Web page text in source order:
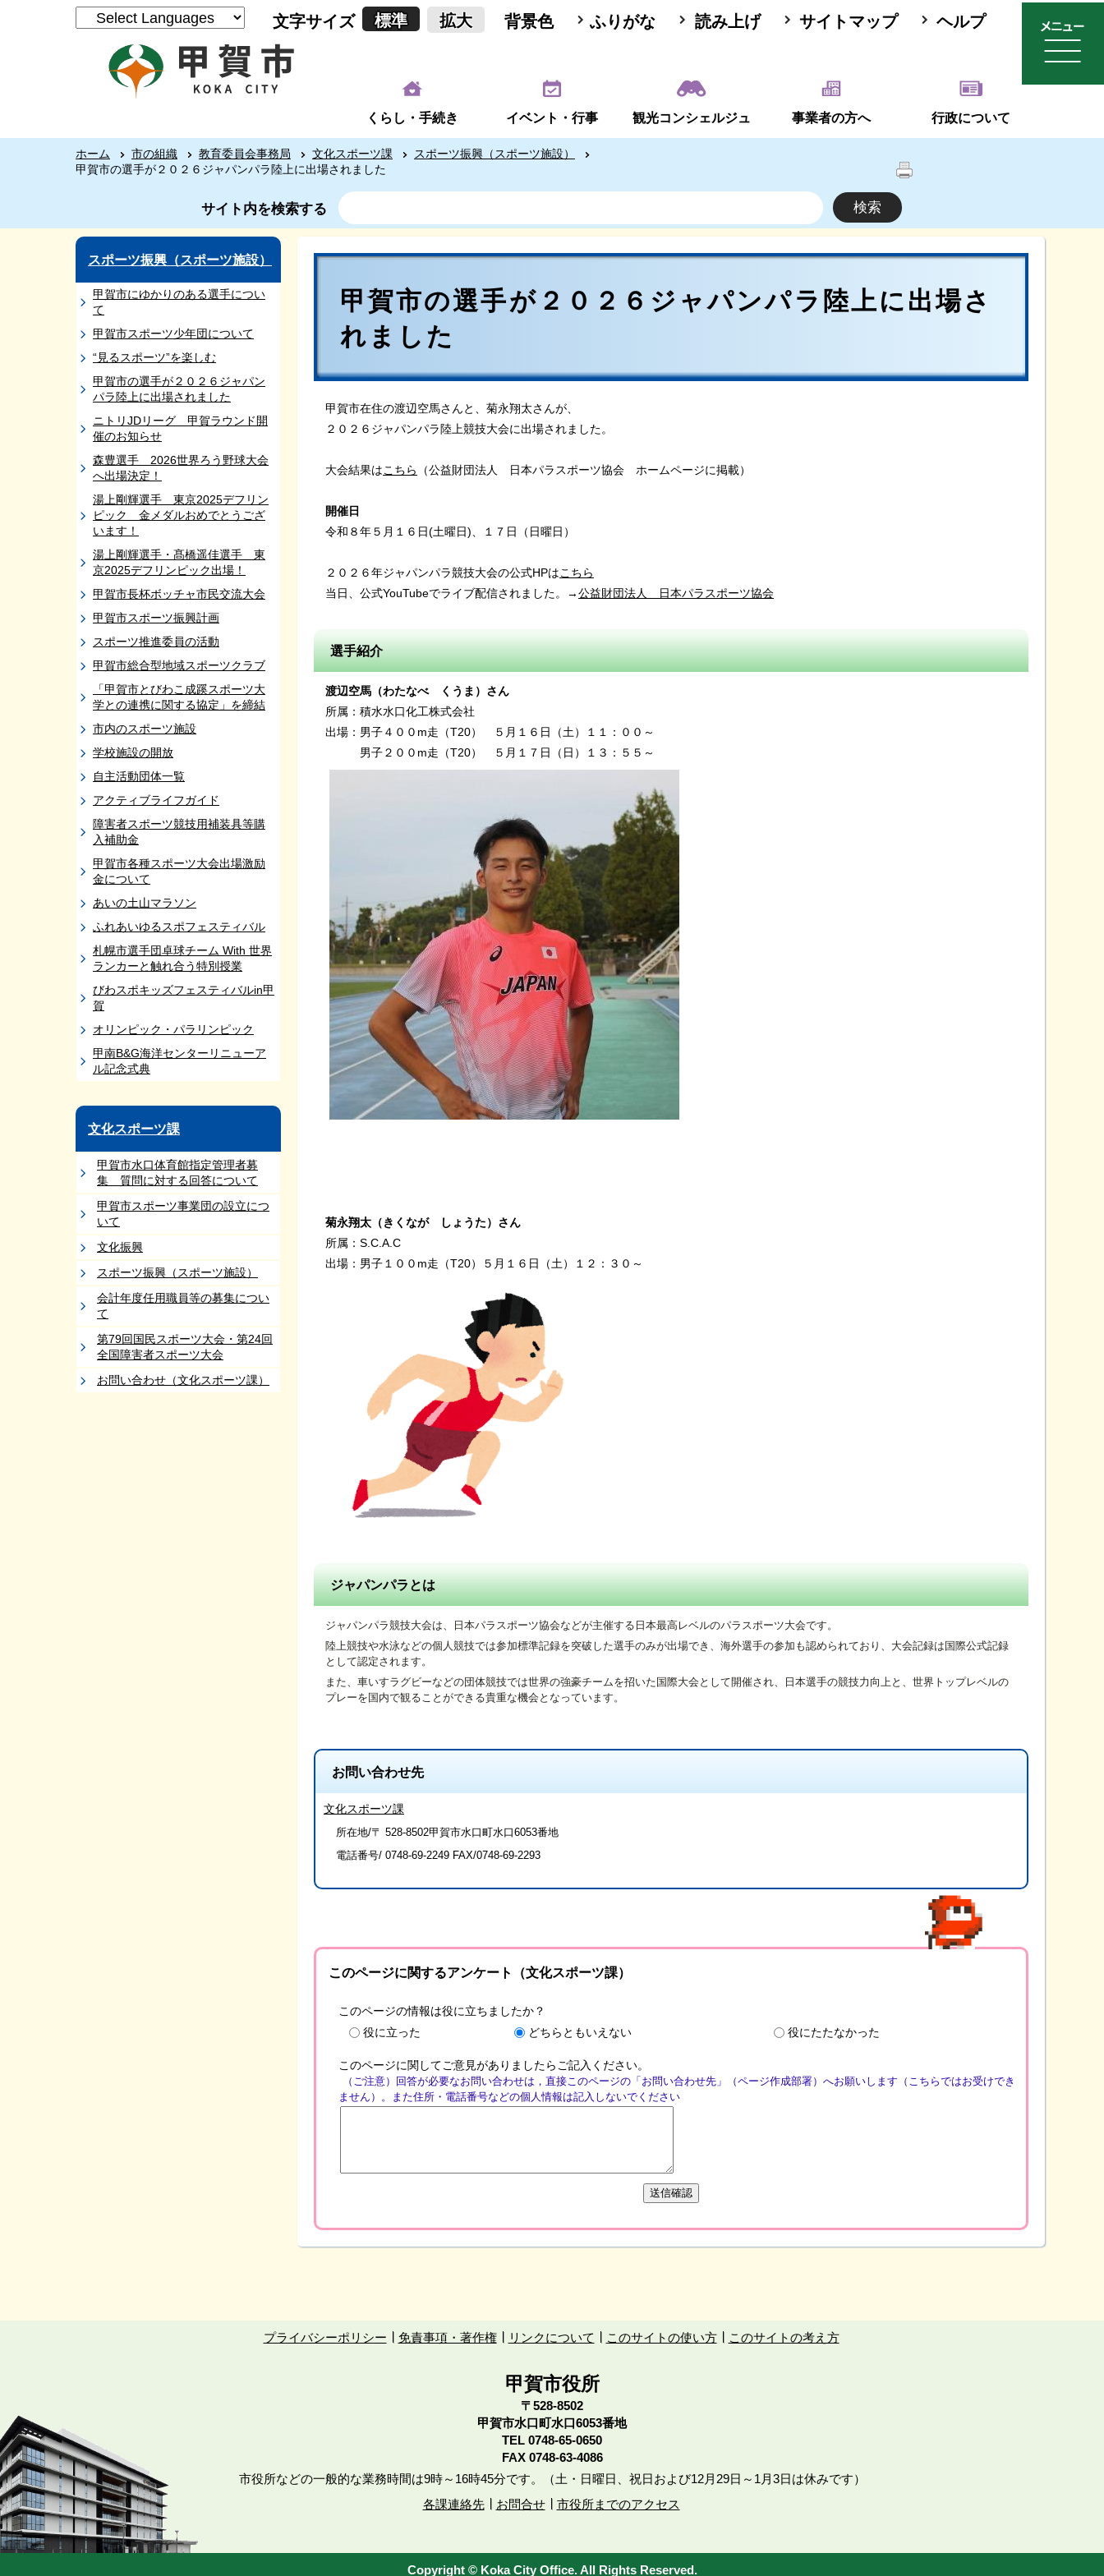
文字サイズ 標準 拡大 背景色 ふりがな 読み上げ サイトマップ ヘルプ
くらし・手続き イベント・行事 観光コンシェルジュ 事業者の方へ 行政について
ホーム 市の組織 教育委員会事務局 文化スポーツ課
スポーツ振興（スポーツ施設）
甲賀市の選手が２０２６ジャパンパラ陸上に出場されました
サイト内を検索する
スポーツ振興（スポーツ施設）
甲賀市にゆかりのある選手につい
て
甲賀市スポーツ少年団について
“見るスポーツ”を楽しむ
甲賀市の選手が２０２６ジャパン
パラ陸上に出場されました
ニトリJDリーグ 甲賀ラウンド開
催のお知らせ
森豊選手 2026世界ろう野球大会
へ出場決定！
湯上剛輝選手 東京2025デフリン
ピック 金メダルおめでとうござ
います！
湯上剛輝選手・髙橋遥佳選手 東
京2025デフリンピック出場！
甲賀市長杯ボッチャ市民交流大会
甲賀市スポーツ振興計画
スポーツ推進委員の活動
甲賀市総合型地域スポーツクラブ
「甲賀市とびわこ成蹊スポーツ大
学との連携に関する協定」を締結
市内のスポーツ施設
学校施設の開放
自主活動団体一覧
アクティブライフガイド
障害者スポーツ競技用補装具等購
入補助金
甲賀市各種スポーツ大会出場激励
金について
あいの土山マラソン
ふれあいゆるスポフェスティバル
札幌市選手団卓球チーム With 世界
ランカーと触れ合う特別授業
びわスポキッズフェスティバルin甲
賀
オリンピック・パラリンピック
甲南B&G海洋センターリニューア
ル記念式典
文化スポーツ課
甲賀市水口体育館指定管理者募
集 質問に対する回答について
甲賀市スポーツ事業団の設立につ
いて
文化振興
スポーツ振興（スポーツ施設）
会計年度任用職員等の募集につい
て
第79回国民スポーツ大会・第24回
全国障害者スポーツ大会
お問い合わせ（文化スポーツ課）
甲賀市の選手が２０２６ジャパンパラ陸上に出場さ
れました
甲賀市在住の渡辺空馬さんと、菊永翔太さんが、
２０２６ジャパンパラ陸上競技大会に出場されました。
大会結果はこちら （公益財団法人 日本パラスポーツ協会 ホームページに掲載）
開催日
令和８年５月１６日(土曜日)、１７日（日曜日）
２０２６年ジャパンパラ競技大会の公式HPはこちら
当日、公式YouTubeでライブ配信されました。→公益財団法人 日本パラスポーツ協会
選手紹介
渡辺空馬（わたなべ くうま）さん
所属：積水水口化工株式会社
出場：男子４００m走（T20） ５月１６日（土）１１：００～
男子２００m走（T20） ５月１７日（日）１３：５５～
菊永翔太（きくなが しょうた）さん
所属：S.C.A.C
出場：男子１００m走（T20）５月１６日（土）１２：３０～
ジャパンパラとは
ジャパンパラ競技大会は、日本パラスポーツ協会などが主催する日本最高レベルのパラスポーツ大会です。
陸上競技や水泳などの個人競技では参加標準記録を突破した選手のみが出場でき、海外選手の参加も認められており、大会記録は国際公式記録
として認定されます。
また、車いすラグビーなどの団体競技では世界の強豪チームを招いた国際大会として開催され、日本選手の競技力向上と、世界トップレベルの
プレーを国内で観ることができる貴重な機会となっています。
お問い合わせ先
文化スポーツ課
所在地/〒 528-8502甲賀市水口町水口6053番地
電話番号/ 0748-69-2249 FAX/0748-69-2293
このページに関するアンケート（文化スポーツ課）
このページの情報は役に立ちましたか？
役に立った
どちらともいえない 役にたたなかった
このページに関してご意見がありましたらご記入ください。
（ご注意）回答が必要なお問い合わせは，直接このページの「お問い合わせ先」（ページ作成部署）へお願いします（こちらではお受けでき
ません）。また住所・電話番号などの個人情報は記入しないでください
プライバシーポリシー 免責事項・著作権 リンクについて このサイトの使い方 このサイトの考え方
甲賀市役所
〒528-8502
甲賀市水口町水口6053番地
TEL 0748-65-0650
FAX 0748-63-4086
市役所などの一般的な業務時間は9時～16時45分です。（土・日曜日、祝日および12月29日～1月3日は休みです）
各課連絡先
お問合せ 市役所までのアクセス
Copyright © Koka City Office. All Rights Reserved.